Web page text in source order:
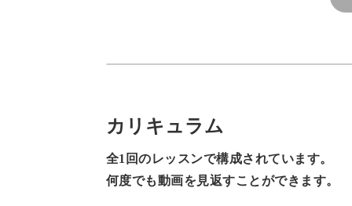
バラやマーガレットなど、たくさんの
綺麗にお花が刺繍できるよう、ゆっ
カリキュラム
全1回のレッスンで構成されています。
何度でも動画を見返すことができます。